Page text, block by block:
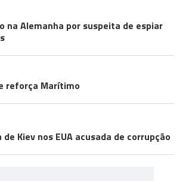
na Alemanha por suspeita de espiar
reforça Marítimo
Kiev nos EUA acusada de corrupção